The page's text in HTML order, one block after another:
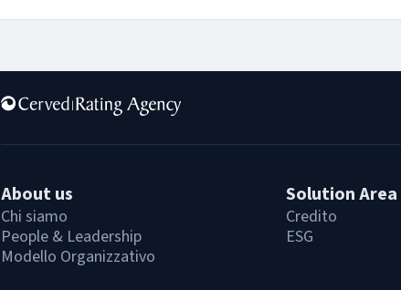
About us
Chi siamo
People & Leadership
Modello Organizzativo
Solution Area
Credito
ESG